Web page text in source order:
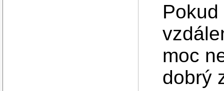
moc
dobrý